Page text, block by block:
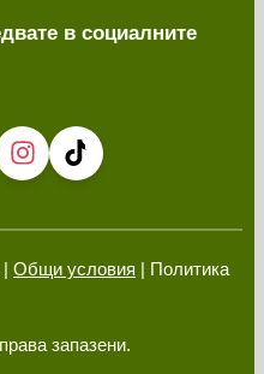
в социалните
| Общи условия | Политика
запазени.